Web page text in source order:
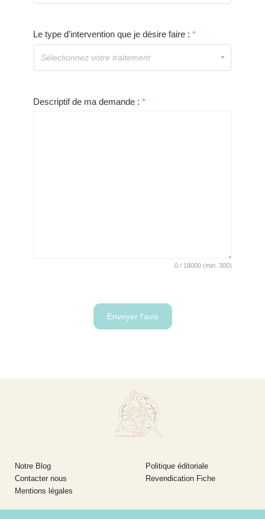
Le type d'intervention que je désire faire : *
Descriptif de ma demande : *
0 / 18000 (min.300)
Notre Blog
Contacter nous
Mentions légales
Politique éditoriale
Revendication Fiche